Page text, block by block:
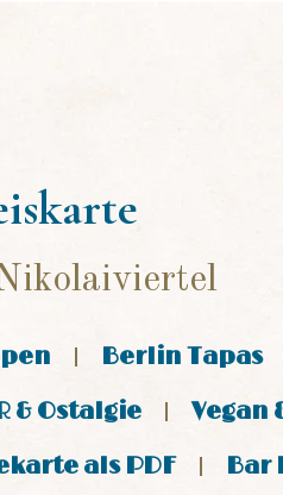
Berlin Tapas
& Ostalgie
Vegan
als PDF Bar